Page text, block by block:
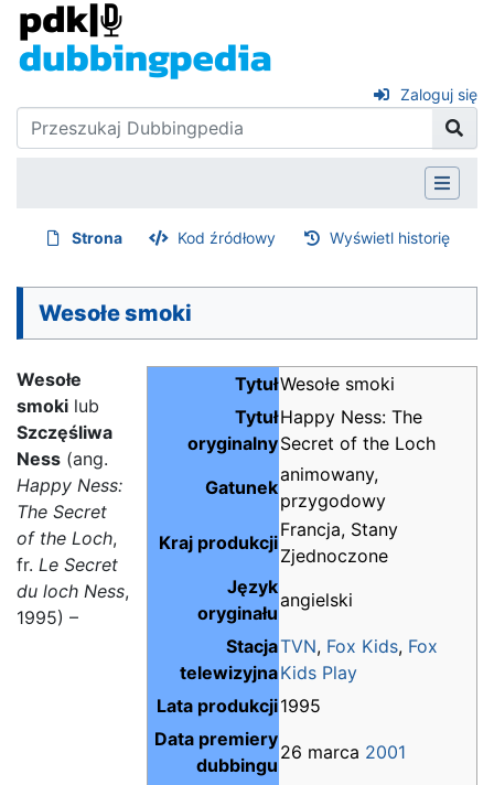
Zaloguj się
Strona Kod źródłowy Wyświetl historię
Wesołe smoki
TytułWesołe smoki
Tytuł
oryginalny
Happy Ness: The
Secret of the Loch
Gatunek
animowany,
przygodowy
Kraj produkcji
Francja, Stany
Zjednoczone
Język
oryginału
angielski
Stacja
telewizyjna
TVN, Fox Kids, Fox
Kids Play
Lata produkcji1995
Data premiery
dubbingu
26 marca 2001
Wesołe
smoki lub
Szczęśliwa
Ness (ang.
Happy Ness:
The Secret
of the Loch,
fr. Le Secret
du loch Ness,
1995) –